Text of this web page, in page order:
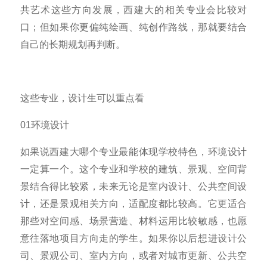
共艺术这些方向发展，西建大的相关专业会比较对
口；但如果你更偏纯绘画、纯创作路线，那就要结合
自己的长期规划再判断。
这些专业，设计生可以重点看
01环境设计
如果说西建大哪个专业最能体现学校特色，环境设计
一定算一个。这个专业和学校的建筑、景观、空间背
景结合得比较紧，未来无论是室内设计、公共空间设
计，还是景观相关方向，适配度都比较高。它更适合
那些对空间感、场景营造、材料运用比较敏感，也愿
意往落地项目方向走的学生。如果你以后想进设计公
司、景观公司、室内方向，或者对城市更新、公共空